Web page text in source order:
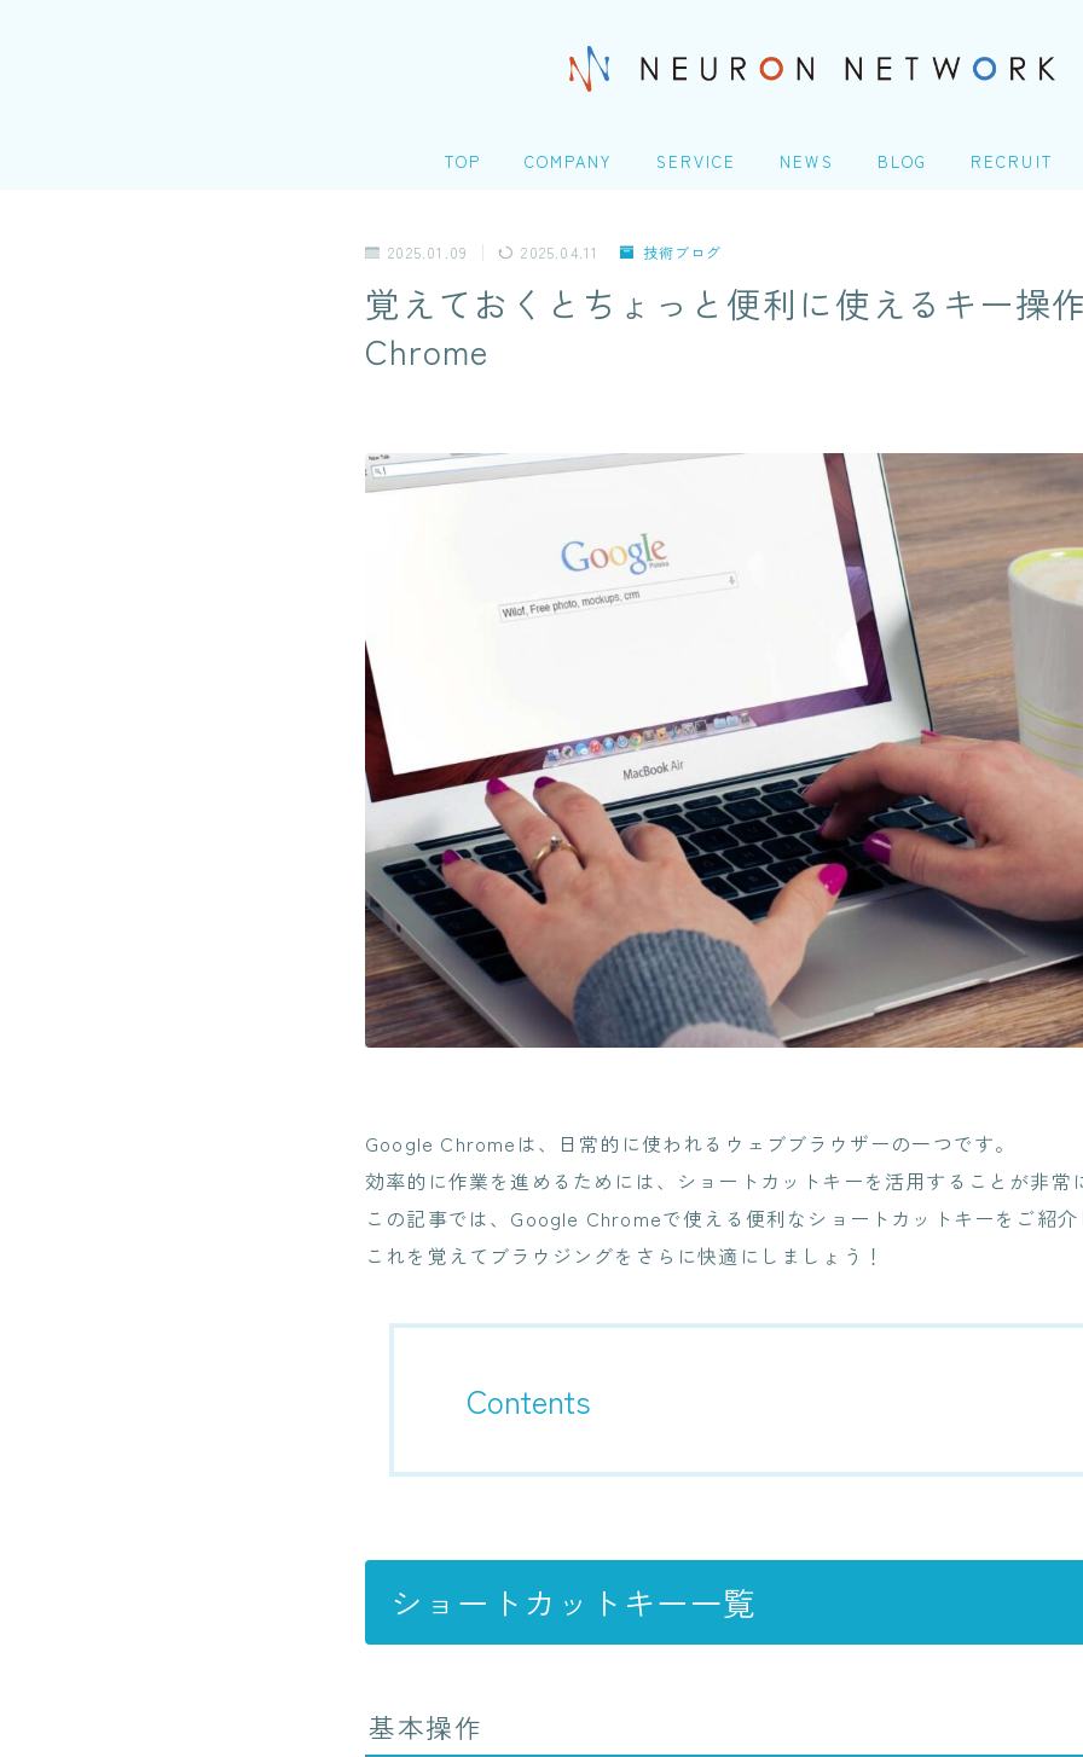
TOP COMPANY
個人の成長シナリオ、キャ
SERVICE
ス(SES)
生命保険・損害保険シス
テム開発​
Webアプリケーション開
コンサルティングサービス
Microsoft365 導入・運
用支援サービス
教師データ作成代行サー
ビス
DX物流 AGF・AMR
NEWS BLOG RECRUIT
TOP
COMPANY
ITエンジニアリングサービス(SES)
生命保険・損害保険システム開
クレジットカード業務システム
Microsoft 製品導入サービス​
Webアプリケーション開発​
PLMシステム開発
コンサルティングサービス
人事給与ERP導入支援コンサル
ティング
Microsoft365 導入・運用支援サ
ービス
教師データ作成代行サービス
DX物流 AGF・AMR
BLOG
RECRUIT
CONTACT
2025.01.09 2025.04.11 技術ブログ
覚えておくとちょっと便利に使えるキー操
Chrome
Google Chromeは、日常的に使われるウェブブラウザーの一つです。
効率的に作業を進めるためには、ショートカットキーを活用することが非常
この記事では、Google Chromeで使える便利なショートカットキーをご紹介
これを覚えてブラウジングをさらに快適にしましょう！
Contents
ショートカットキー一覧
基本操作